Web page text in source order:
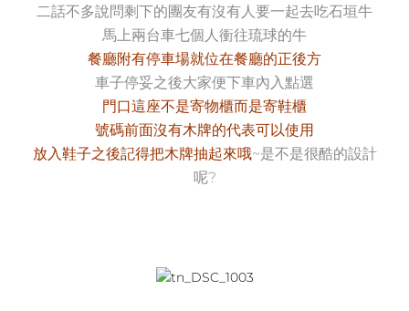
二話不多說問剩下的團友有沒有人要一起去吃石垣牛
馬上兩台車七個人衝往琉球的牛
餐廳附有停車場就位在餐廳的正後方
車子停妥之後大家便下車內入點選
門口這座不是寄物櫃而是寄鞋櫃
號碼前面沒有木牌的代表可以使用
放入鞋子之後記得把木牌抽起來哦~是不是很酷的設計
呢?